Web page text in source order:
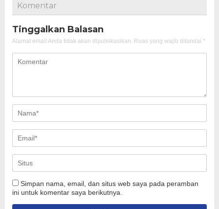
Komentar
Tinggalkan Balasan
Alamat email Anda tidak akan dipublikasikan. Ruas yang wajib ditandai *
Simpan nama, email, dan situs web saya pada peramban
ini untuk komentar saya berikutnya.